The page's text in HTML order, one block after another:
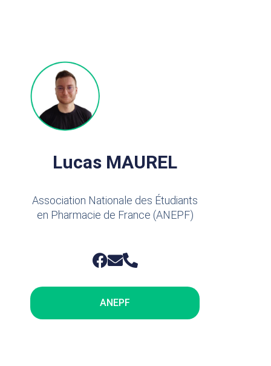
Lucas MAUREL
Association Nationale des Étudiants
en Pharmacie de France (ANEPF)
ANEPF